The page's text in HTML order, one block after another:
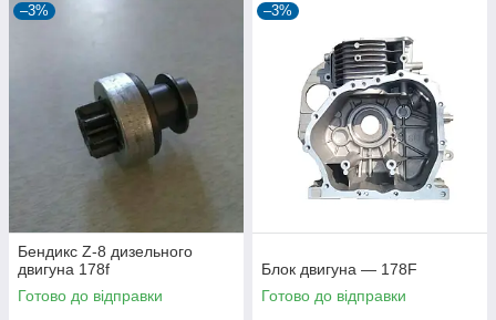
–3%
Бендикс Z-8 дизельного
двигуна 178f
Готово до відправки
–3%
Блок двигуна — 178F
Готово до відправки